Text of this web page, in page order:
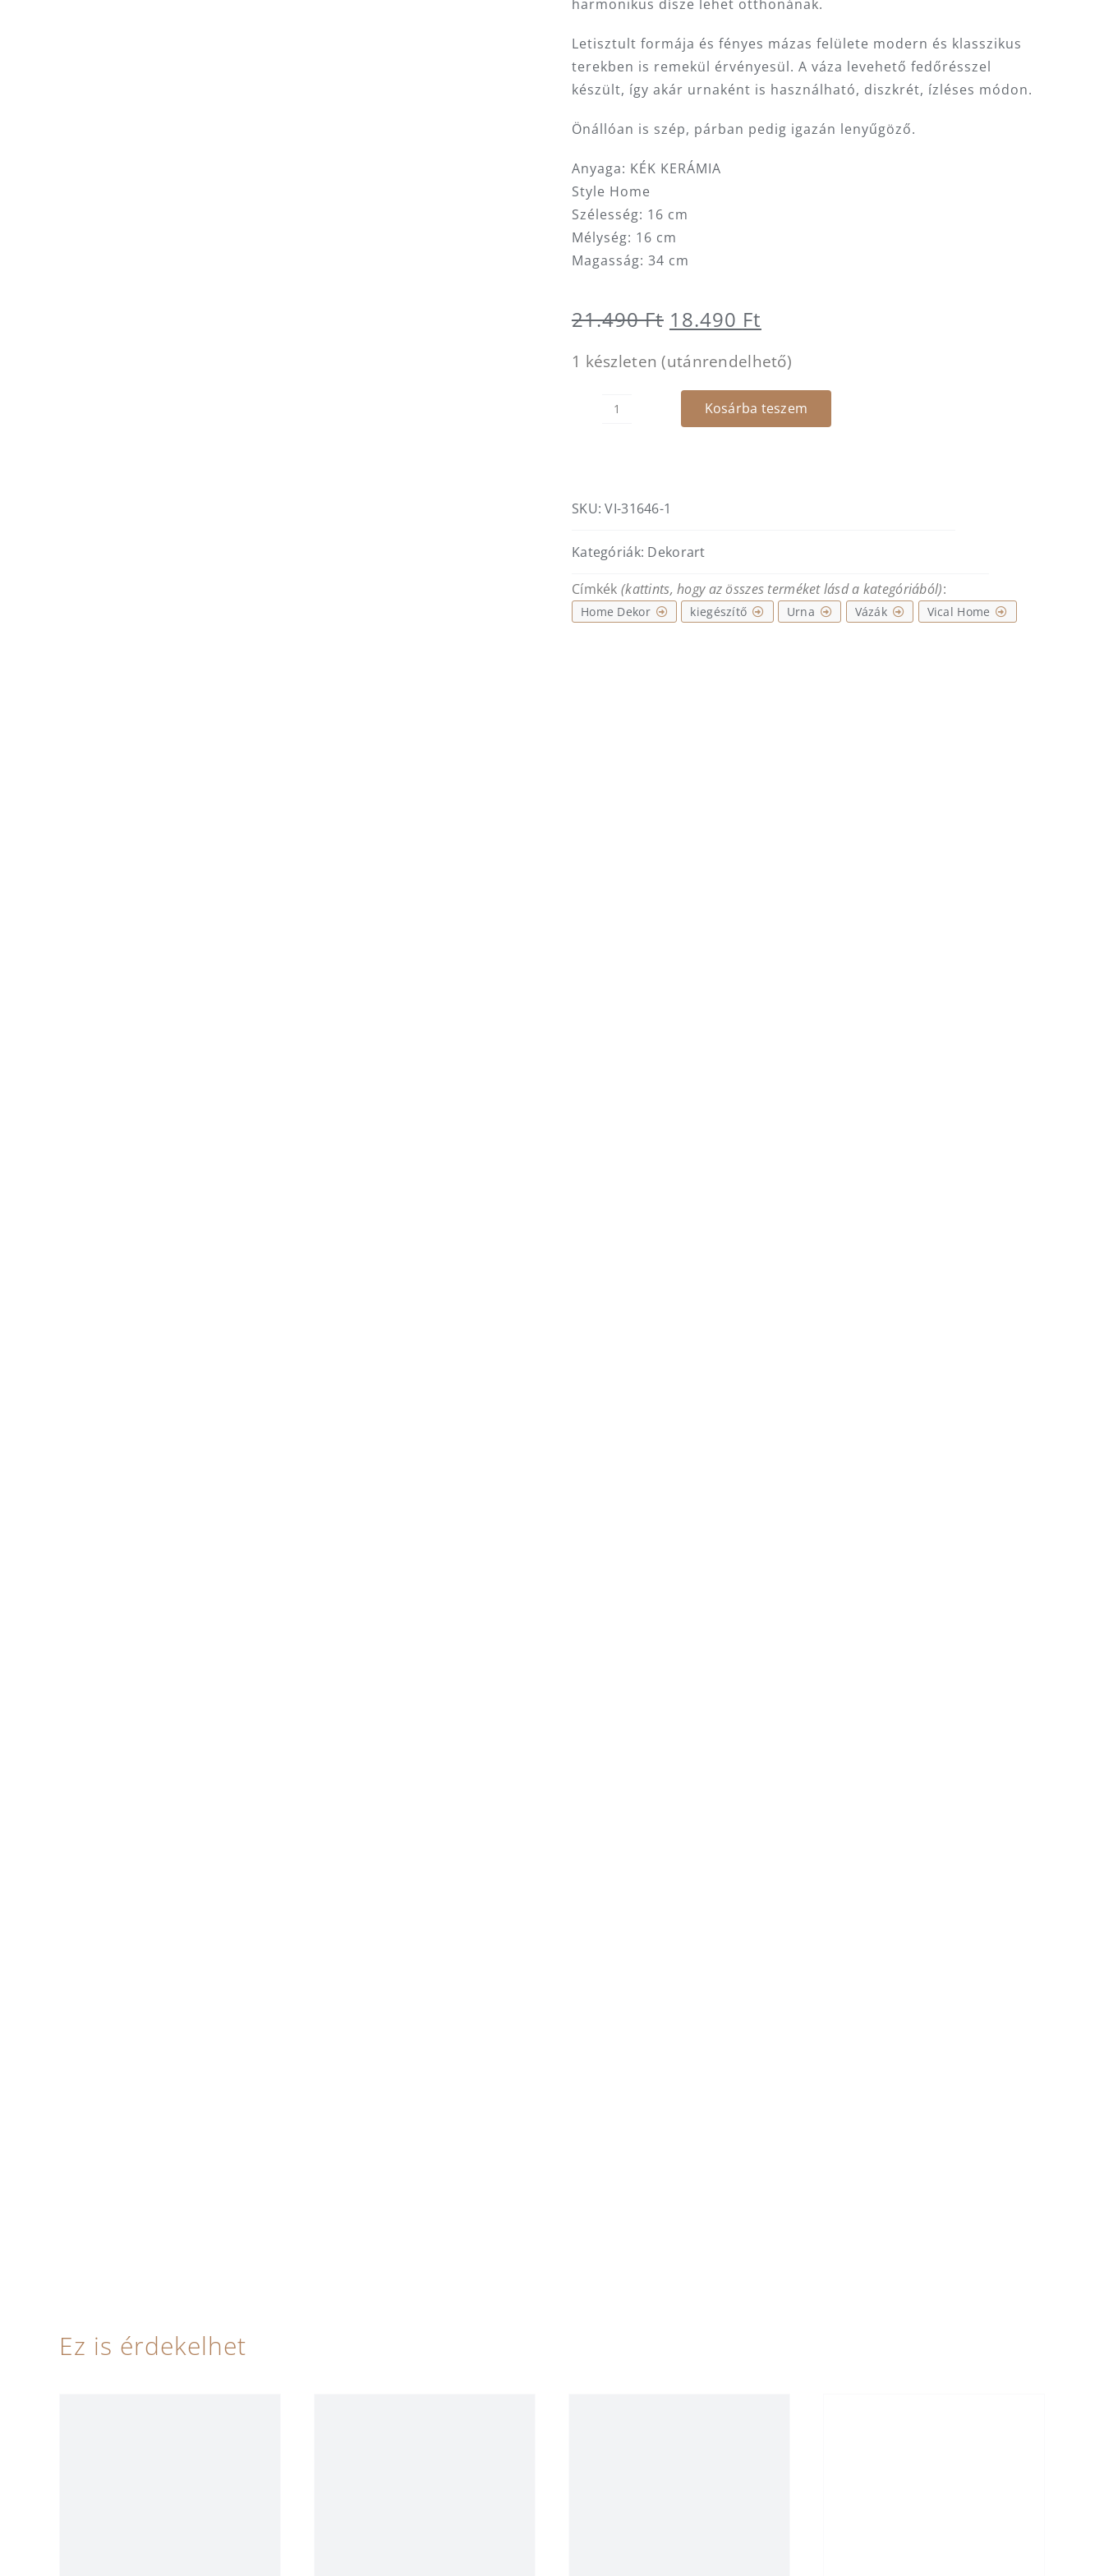
harmonikus dísze lehet otthonának.
Letisztult formája és fényes mázas felülete modern és klasszikus
terekben is remekül érvényesül. A váza levehető fedőrésszel
készült, így akár urnaként is használható, diszkrét, ízléses módon.
Önállóan is szép, párban pedig igazán lenyűgöző.
Anyaga: KÉK KERÁMIA
Style Home
Szélesség: 16 cm
Mélység: 16 cm
Magasság: 34 cm
21.490Ft Original
price
21.490 Ft.
18.490 Ft
price
18.490 Ft.
1 készleten (utánrendelhető)
Zaea
M
Kosárba teszem
SKU:VI-31646-1
Kategóriák: Dekorart
Címkék (kattints, hogy az összes terméket lásd a kategóriából):
Home Dekor kiegészítő Urna Vázák Vical Home
Ez is érdekelhet